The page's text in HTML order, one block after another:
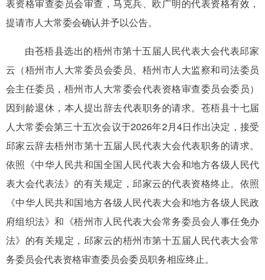
表资格审查委员会审查，马克兵、欧广明的代表资格有效，
提请市人大常委会确认并予以公告。
由苍梧县选出的梧州市第十五届人民代表大会代表邱家
云（梧州市人大常委员会委员、梧州市人大监察和司法委员
会主任委员，梧州市人大常委会代表资格审查委员会委员）
因到龄退休，本人提出辞去代表职务的请求。苍梧县十七届
人大常委会第三十五次会议于2026年2月4日作出决定，接受
邱家云辞去梧州市第十五届人民代表大会代表职务的请求。
依照《中华人民共和国全国人民代表大会和地方各级人民代
表大会代表法》的有关规定，邱家云的代表资格终止。依照
《中华人民共和国地方各级人民代表大会和地方各级人民政
府组织法》和《梧州市人民代表大会常务委员会人事任免办
法》的有关规定，邱家云的梧州市第十五届人民代表大会常
务委员会代表资格审查委员会委员职务相应终止。